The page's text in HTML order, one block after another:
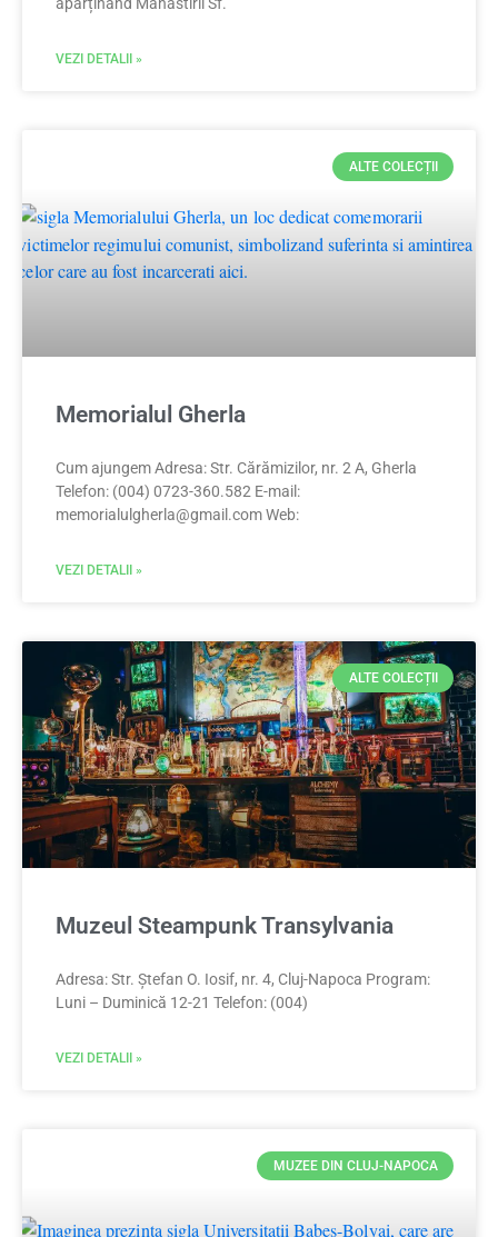
VEZI DETALII »
ALTE COLECȚII
Memorialul Gherla
Cum ajungem Adresa: Str. Cărămizilor, nr. 2 A, Gherla
Telefon: (004) 0723-360.582 E-mail:
memorialulgherla@gmail.comWeb:
VEZI DETALII »
ALTE COLECȚII
Muzeul Steampunk Transylvania
Adresa: Str. Ștefan O. Iosif, nr. 4, Cluj-Napoca Program:
Luni – Duminică 12-21 Telefon: (004)
VEZI DETALII »
MUZEE DIN CLUJ-NAPOCA